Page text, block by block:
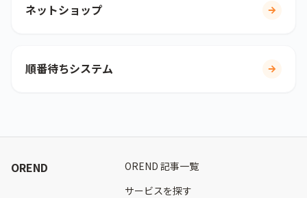
ネットショップ
順番待ちシステム
OREND
OREND 記事一覧
サービスを探す